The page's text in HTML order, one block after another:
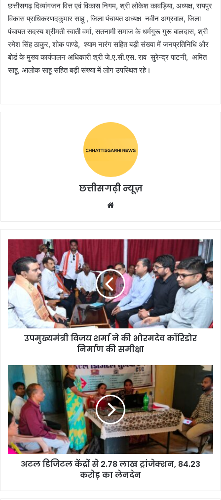
छत्तीसगढ़ दिव्यांगजन वित्त एवं विकास निगम, श्री लोकेश कावड़िया, अध्यक्ष, रायपुर
विकास प्राधिकरणदकुमार साहू , जिला पंचायत अध्यक्ष नवीन अग्रवाल, जिला
पंचायत सदस्य श्रीमती स्वाती वर्मा, सतनामी समाज के धर्मगुरू गुरू बालदास, श्री
रमेश सिंह ठाकुर, शोक पाण्डे, श्याम नारंग सहित बड़ी संख्या में जनप्रतिनिधि और
बोर्ड के मुख्य कार्यपालन अधिकारी श्री जे.ए.सी.एस. राव सुरेन्द्र पाटनी, अमित
साहू, आलोक साहू सहित बड़ी संख्या में लोग उपस्थित रहे।
छत्तीसगढ़ी न्यूज़
उपमुख्यमंत्री विजय शर्मा ने की भोरमदेव कॉरिडोर
निर्माण की समीक्षा
अटल डिजिटल केंद्रों से 2.78 लाख ट्रांजेक्शन, 84.23
करोड़ का लेनदेन